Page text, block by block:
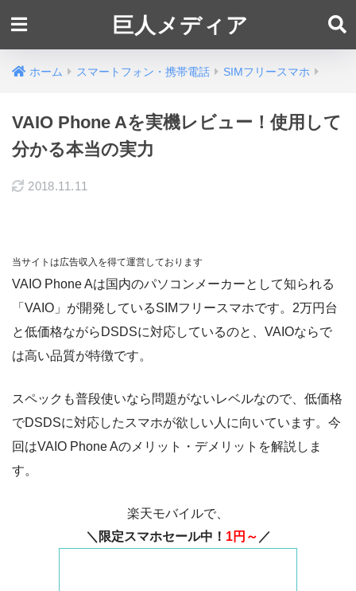
巨人メディア
ホーム スマートフォン・携帯電話 SIMフリースマホ
VAIO Phone Aを実機レビュー！使用して
分かる本当の実力
2018.11.11
当サイトは広告収入を得て運営しております
VAIO Phone Aは国内のパソコンメーカーとして知られる
「VAIO」が開発しているSIMフリースマホです。2万円台
と低価格ながらDSDSに対応しているのと、VAIOならで
は高い品質が特徴です。
スペックも普段使いなら問題がないレベルなので、低価格
でDSDSに対応したスマホが欲しい人に向いています。今
回はVAIO Phone Aのメリット・デメリットを解説しま
す。
楽天モバイルで、
＼限定スマホセール中！ 1円～ ／